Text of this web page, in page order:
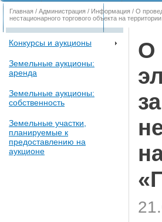
Обращения граждан
Главная / Администрация / Информация / О
нестационарного торгового объекта на
Конкурсы и аукционы
Земельные аукционы:
аренда
Земельные аукционы:
собственность
Земельные участки,
планируемые к
предоставлению на
аукционе
О